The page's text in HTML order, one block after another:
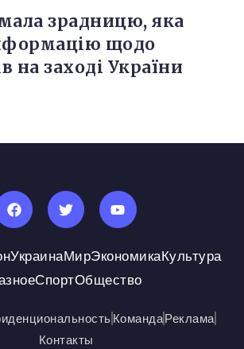
зрадницю, яка
щодо
на заході України
УкраинаМирЭкономикаКультура
СпортОбщество
КомандаРеклама
Контакты